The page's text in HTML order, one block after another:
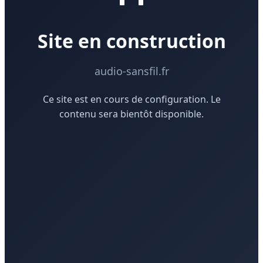
Site en construction
audio-sansfil.fr
Ce site est en cours de configuration. Le
contenu sera bientôt disponible.